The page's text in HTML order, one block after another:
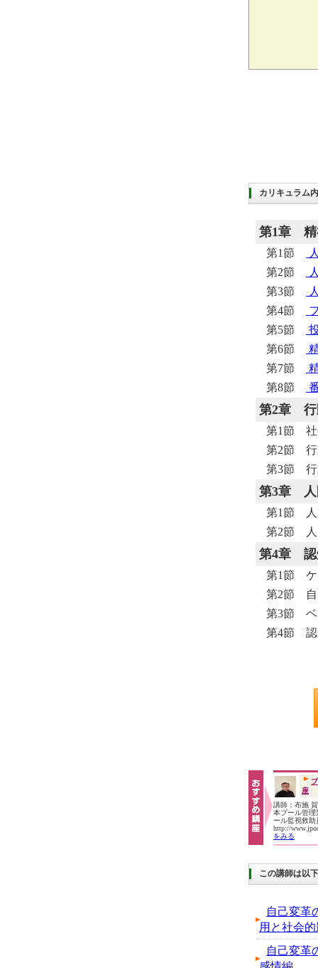
カリキュラム
第1章
第1節
第2節
第3節
第4節
第5節
第6節
第7節
第8節
第2章
第1節 社
第2節 行
第3節 行
第3章
第1節 人
第2節 人
第4章
第1節 ケ
第2節 自
第3節 ベ
第4節 認
座
講師：布施
本プール管理
ール監視救
http://
をみる
この講師は以
自己変革
用と社会
自己変革